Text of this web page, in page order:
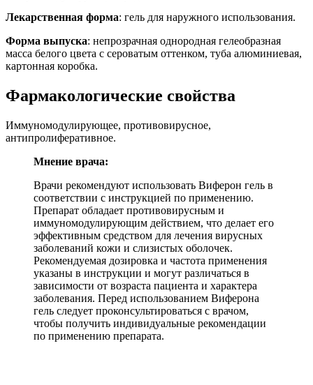
Лекарственная форма: гель для наружного использования.
Форма выпуска: непрозрачная однородная гелеобразная
масса белого цвета с сероватым оттенком, туба алюминиевая,
картонная коробка.
Фармакологические свойства
Иммуномодулирующее, противовирусное,
антипролиферативное.
Мнение врача:
Врачи рекомендуют использовать Виферон гель в
соответствии с инструкцией по применению.
Препарат обладает противовирусным и
иммуномодулирующим действием, что делает его
эффективным средством для лечения вирусных
заболеваний кожи и слизистых оболочек.
Рекомендуемая дозировка и частота применения
указаны в инструкции и могут различаться в
зависимости от возраста пациента и характера
заболевания. Перед использованием Виферона
гель следует проконсультироваться с врачом,
чтобы получить индивидуальные рекомендации
по применению препарата.